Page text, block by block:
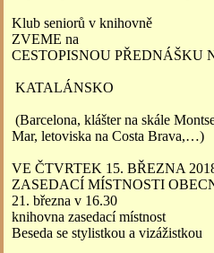
Klub seniorů v knihovně
ZVEME na
CESTOPISNOU PŘEDNÁŠKU
KATALÁNSKO
(Barcelona, klášter na skále
Mar, letoviska na Costa Brava,…)
VE ČTVRTEK 15. BŘEZNA
ZASEDACÍ MÍSTNOSTI
21. března v 16.30
knihovna zasedací místnost
Beseda se stylistkou a vizážistkou